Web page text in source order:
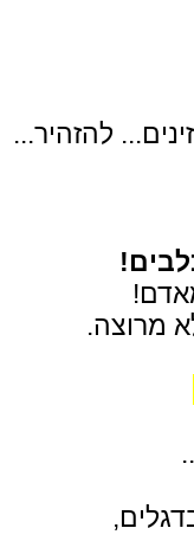
להזהיר...
מרוצה.